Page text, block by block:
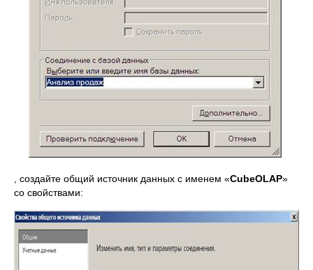
, создайте общий источник данных с именем «CubeOLAP»
со свойствами: